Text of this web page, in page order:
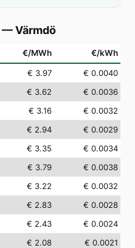
—Värmdö
€/MWh €/kWh
€ 3.97
€ 0.0040
€ 3.62
€ 0.0036
€ 3.16
€ 0.0032
€ 2.94
€ 0.0029
€ 3.35
€ 0.0034
€ 3.79
€ 0.0038
€ 3.22
€ 0.0032
€ 2.83
€ 0.0028
€ 2.43
€ 0.0024
€ 2.08
€ 0.0021